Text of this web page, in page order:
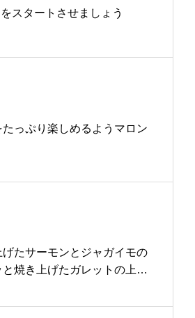
スタートさせましょう︎
っぷり楽しめるよう マロン
たサーモンとジャガイモの
焼き上げたガレットの上に
チタイムにぴったりです寒